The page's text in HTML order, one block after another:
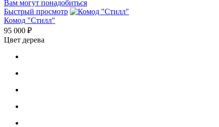
Вам могут понадобиться
Быстрый просмотр
Комод "Стилл"
95 000 ₽
Цвет дерева